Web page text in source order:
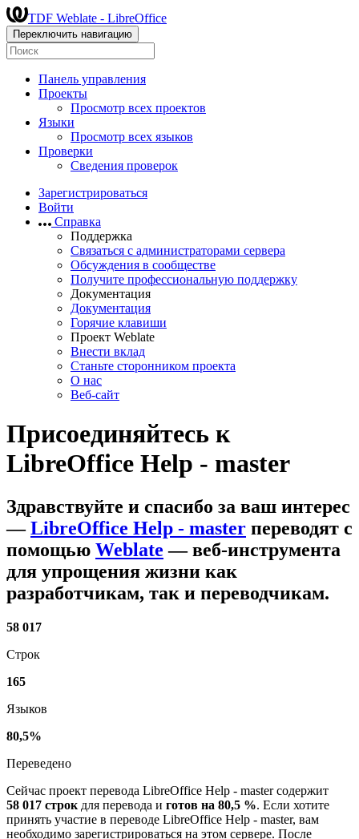
TDF Weblate - LibreOffice
Переключить навигацию
Панель управления
Проекты
Просмотр всех проектов
Языки
Просмотр всех языков
Проверки
Сведения проверок
Зарегистрироваться
Войти
Справка
Поддержка
Связаться с администраторами сервера
Обсуждения в сообществе
Получите профессиональную поддержку
Документация
Документация
Горячие клавиши
Проект Weblate
Внести вклад
Станьте сторонником проекта
О нас
Веб-сайт
Присоединяйтесь к
LibreOffice Help - master
Здравствуйте и спасибо за ваш интерес
—LibreOffice Help - master переводят с
помощью Weblate — веб-инструмента
для упрощения жизни как
разработчикам, так и переводчикам.
58 017
Строк
165
Языков
80,5%
Переведено
Сейчас проект перевода LibreOffice Help - master содержит
58 017 строк для перевода и готов на 80,5 %. Если хотите
принять участие в переводе LibreOffice Help - master, вам
необходимо зарегистрироваться на этом сервере. После